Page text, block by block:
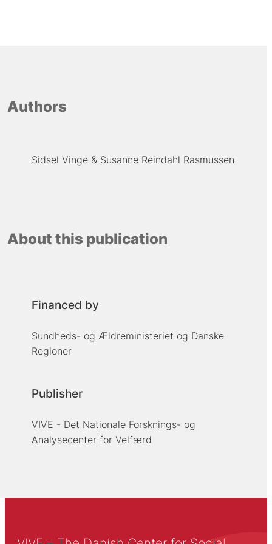
Authors
Sidsel Vinge Susanne Reindahl Rasmussen
About this publication
Financed by
Sundheds- og Ældreministeriet og Danske
Regioner
Publisher
VIVE - Det Nationale Forsknings- og
Analysecenter for Velfærd